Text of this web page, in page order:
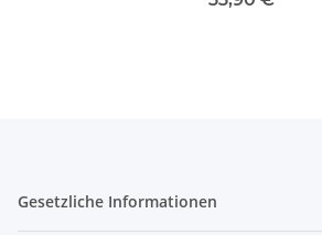
Gesetzliche Informationen